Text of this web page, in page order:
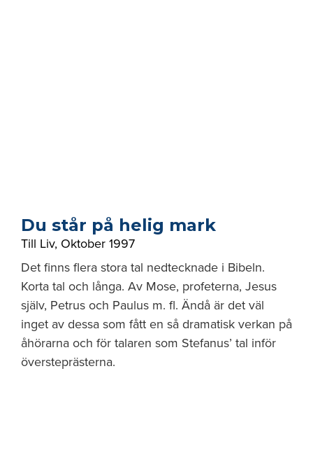
Du står på helig mark
Till Liv, Oktober 1997
Det finns flera stora tal nedtecknade i Bibeln.
Korta tal och långa. Av Mose, profeterna, Jesus
själv, Petrus och Paulus m. fl. Ändå är det väl
inget av dessa som fått en så dramatisk verkan på
åhörarna och för talaren som Stefanus’ tal inför
översteprästerna.